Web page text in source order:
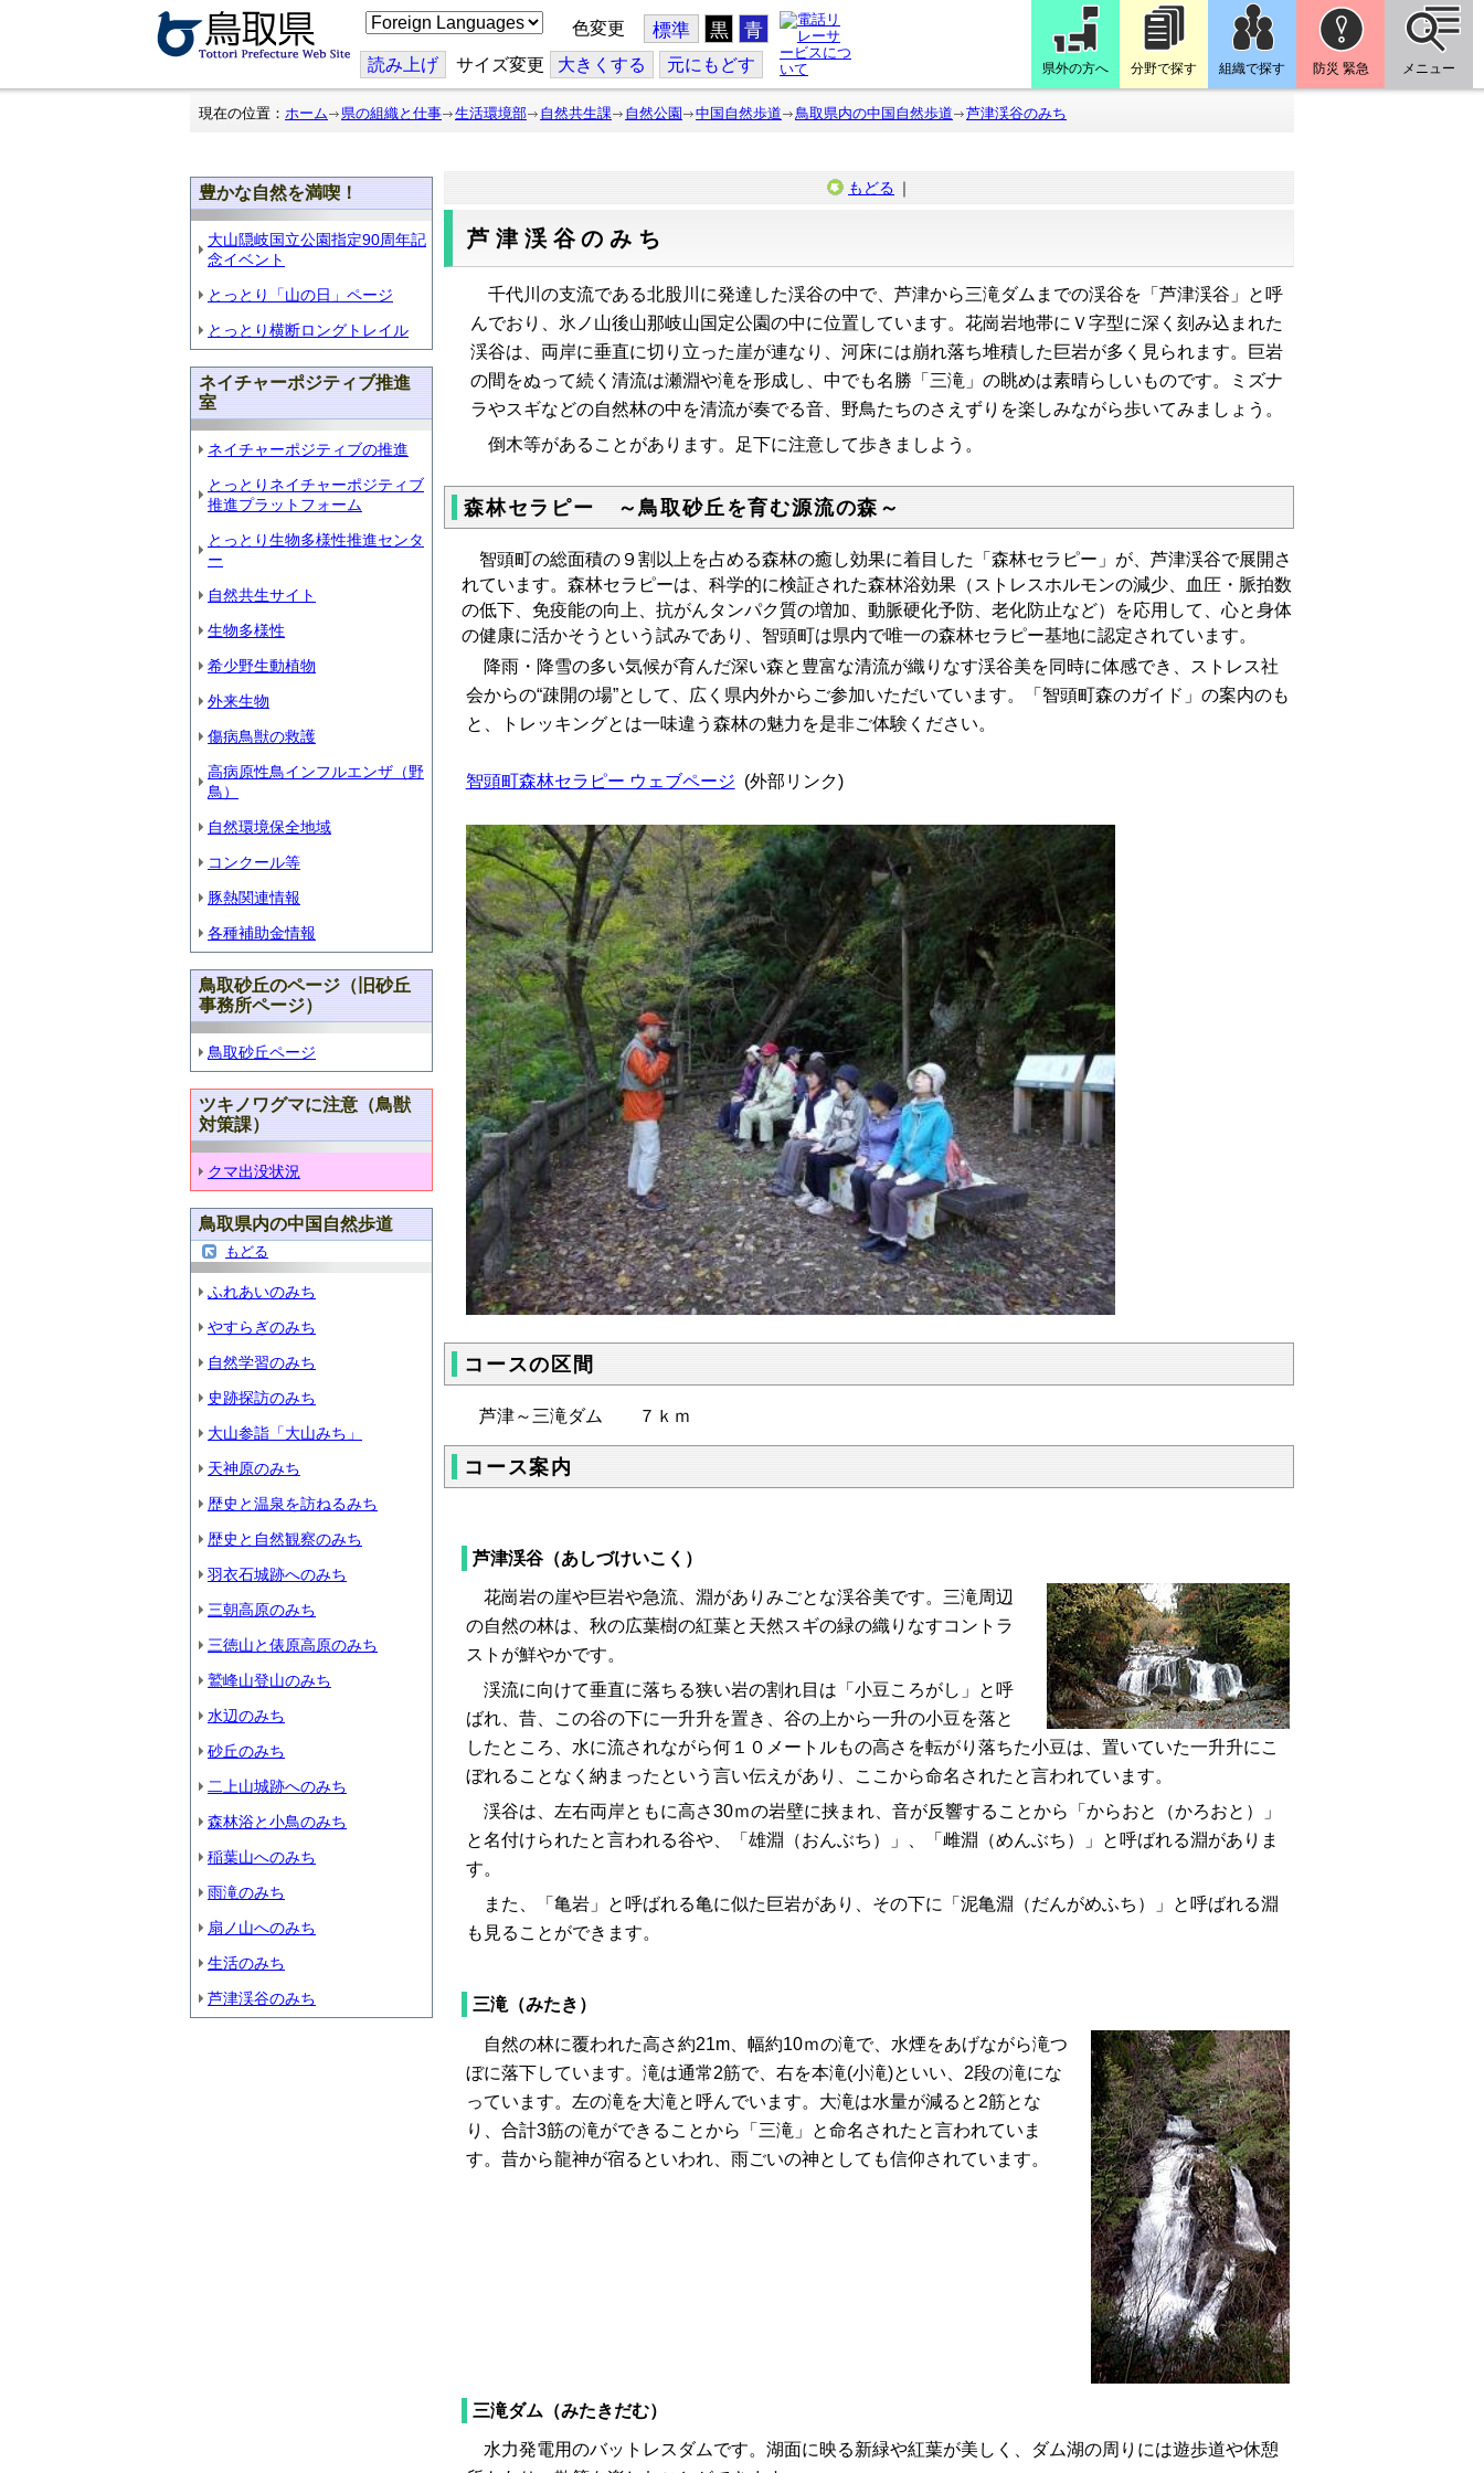
こ
の
ジ
を
翻
色変更 標準 黒 青
読み上げ サイズ変更 大きくする 元にもどす 県外の方へ 分野で探す 組織で探す 防災 緊急 メニュー
現在の位置： ホーム 県の組織と仕事 生活環境部 自然共生課 自然公園 中国自然歩道 鳥取県内の中国自然歩道 芦津渓谷のみち
豊かな自然を満喫！
大山隠岐国立公園指定90周年記
念イベント
とっとり「山の日」ページ
とっとり横断ロングトレイル
ネイチャーポジティブ推進
室
ネイチャーポジティブの推進
とっとりネイチャーポジティブ
推進プラットフォーム
とっとり生物多様性推進センタ
ー
自然共生サイト
生物多様性
希少野生動植物
外来生物
傷病鳥獣の救護
高病原性鳥インフルエンザ（野
鳥）
自然環境保全地域
コンクール等
豚熱関連情報
各種補助金情報
鳥取砂丘のページ（旧砂丘
事務所ページ）
鳥取砂丘ページ
ツキノワグマに注意（鳥獣
対策課）
クマ出没状況
鳥取県内の中国自然歩道
もどる
ふれあいのみち
やすらぎのみち
自然学習のみち
史跡探訪のみち
大山参詣「大山みち」
天神原のみち
歴史と温泉を訪ねるみち
歴史と自然観察のみち
羽衣石城跡へのみち
三朝高原のみち
三徳山と俵原高原のみち
鷲峰山登山のみち
水辺のみち
砂丘のみち
二上山城跡へのみち
森林浴と小鳥のみち
稲葉山へのみち
雨滝のみち
扇ノ山へのみち
生活のみち
芦津渓谷のみち
もどる ｜
芦津渓谷のみち
千代川の支流である北股川に発達した渓谷の中で、芦津から三滝ダムまでの渓谷を「芦津渓谷」と呼
んでおり、氷ノ山後山那岐山国定公園の中に位置しています。花崗岩地帯にＶ字型に深く刻み込まれた
渓谷は、両岸に垂直に切り立った崖が連なり、河床には崩れ落ち堆積した巨岩が多く見られます。巨岩
の間をぬって続く清流は瀬淵や滝を形成し、中でも名勝「三滝」の眺めは素晴らしいものです。ミズナ
ラやスギなどの自然林の中を清流が奏でる音、野鳥たちのさえずりを楽しみながら歩いてみましょう。
倒木等があることがあります。足下に注意して歩きましよう。
森林セラピー ～鳥取砂丘を育む源流の森～
智頭町の総面積の９割以上を占める森林の癒し効果に着目した「森林セラピー」が、芦津渓谷で展開さ
れています。森林セラピーは、科学的に検証された森林浴効果（ストレスホルモンの減少、血圧・脈拍数
の低下、免疫能の向上、抗がんタンパク質の増加、動脈硬化予防、老化防止など）を応用して、心と身体
の健康に活かそうという試みであり、智頭町は県内で唯一の森林セラピー基地に認定されています。
降雨・降雪の多い気候が育んだ深い森と豊富な清流が織りなす渓谷美を同時に体感でき、ストレス社
会からの“疎開の場”として、広く県内外からご参加いただいています。「智頭町森のガイド」の案内のも
と、トレッキングとは一味違う森林の魅力を是非ご体験ください。
智頭町森林セラピー ウェブページ (外部リンク)
コースの区間
芦津～三滝ダム ７ｋｍ
コース案内
芦津渓谷（あしづけいこく）
花崗岩の崖や巨岩や急流、淵がありみごとな渓谷美です。三滝周辺
の自然の林は、秋の広葉樹の紅葉と天然スギの緑の織りなすコントラ
ストが鮮やかです。
渓流に向けて垂直に落ちる狭い岩の割れ目は「小豆ころがし」と呼
ばれ、昔、この谷の下に一升升を置き、谷の上から一升の小豆を落と
したところ、水に流されながら何１０メートルもの高さを転がり落ちた小豆は、置いていた一升升にこ
ぼれることなく納まったという言い伝えがあり、ここから命名されたと言われています。
渓谷は、左右両岸ともに高さ30ｍの岩壁に挟まれ、音が反響することから「からおと（かろおと）」
と名付けられたと言われる谷や、「雄淵（おんぶち）」、「雌淵（めんぶち）」と呼ばれる淵がありま
す。
また、「亀岩」と呼ばれる亀に似た巨岩があり、その下に「泥亀淵（だんがめふち）」と呼ばれる淵
も見ることができます。
三滝（みたき）
自然の林に覆われた高さ約21m、幅約10ｍの滝で、水煙をあげながら滝つ
ぼに落下しています。滝は通常2筋で、右を本滝(小滝)といい、2段の滝にな
っています。左の滝を大滝と呼んでいます。大滝は水量が減ると2筋とな
り、合計3筋の滝ができることから「三滝」と命名されたと言われていま
す。昔から龍神が宿るといわれ、雨ごいの神としても信仰されています。
三滝ダム（みたきだむ）
水力発電用のバットレスダムです。湖面に映る新緑や紅葉が美しく、ダム湖の周りには遊歩道や休憩